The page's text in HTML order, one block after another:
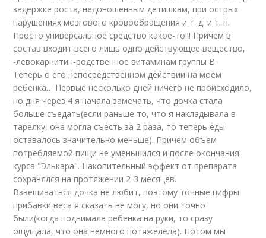
задержке роста, недоношенным детишкам, при острых
нарушениях мозгового кровообращения и т. д. и т. п.
Просто универсальное средство какое-то!!! Причем в
состав входит всего лишь одно действующее вещество,
-левокарнитин-родственное витаминам группы В.
Теперь о его непосредственном действии на моем
ребенка… Первые несколько дней ничего не происходило,
но дня через 4 я начала замечать, что дочка стала
больше съедать(если раньше то, что я накладывала в
тарелку, она могла съесть за 2 раза, то теперь еды
оставалось значительно меньше). Причем объем
потребляемой пищи не уменьшился и после окончания
курса "Элькара". Накопительный эффект от препарата
сохранялся на протяжении 2-3 месяцев.
Взвешиваться дочка не любит, поэтому точные цифры
прибавки веса я сказать не могу, но они точно
были(когда поднимала ребенка на руки, то сразу
ощущала, что она немного потяжелела). Потом мы